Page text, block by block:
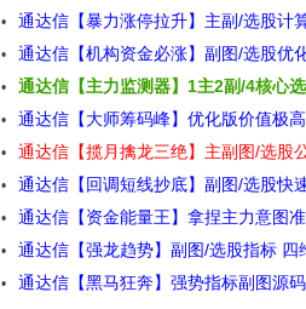
名〗 盘中尾盘专用源码
通达信【暴力涨停拉升】主副/选股计
力涨停拉升源码
通达信【机构资金必涨】副图/选股优
理源码
通达信【主力监测器】1主2副/4核心
和个股走势转强源码
通达信【大师筹码峰】优化版价值极
源码通达信【揽月擒龙三绝】主副图/选股
力无穷源码
通达信【回调短线抄底】副图/选股快
通达信【资金能量王】拿捏主力意图
公式通达信【强龙趋势】副图/选股指标 四
未来源码
通达信【黑马狂奔】强势指标副图源码